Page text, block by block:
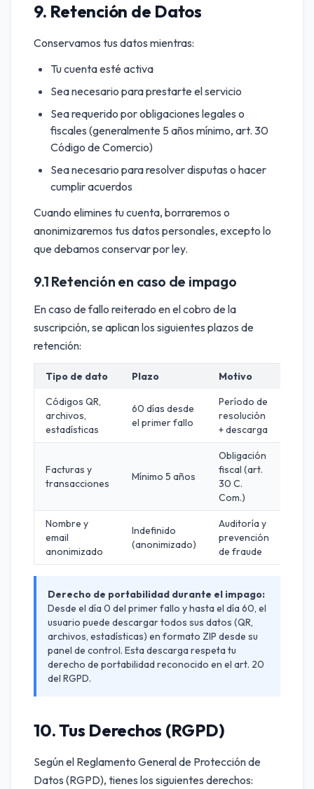
9. Retención de Datos
Conservamos tus datos mientras:
Tu cuenta esté activa
Sea necesario para prestarte el servicio
Sea requerido por obligaciones legales o
fiscales (generalmente 5 años mínimo, art. 30
Código de Comercio)
Sea necesario para resolver disputas o hacer
cumplir acuerdos
Cuando elimines tu cuenta, borraremos o
anonimizaremos tus datos personales, excepto lo
que debamos conservar por ley.
9.1 Retención en caso de impago
En caso de fallo reiterado en el cobro de la
suscripción, se aplican los siguientes plazos de
retención:
Tipo de dato Plazo
Motivo
Códigos QR,
archivos,
estadísticas
60 días desde
el primer fallo
Período de
resolución
+ descarga
Facturas y
transacciones
Mínimo 5 años
Obligación
fiscal (art.
30 C.
Com.)
Nombre y
email
anonimizado
Indefinido
(anonimizado)
Auditoría y
prevención
de fraude
Derecho de portabilidad durante el impago:
Desde el día 0 del primer fallo y hasta el día 60, el
usuario puede descargar todos sus datos (QR,
archivos, estadísticas) en formato ZIP desde su
panel de control. Esta descarga respeta tu
derecho de portabilidad reconocido en el art. 20
del RGPD.
10. Tus Derechos (RGPD)
Según el Reglamento General de Protección de
Datos (RGPD), tienes los siguientes derechos: